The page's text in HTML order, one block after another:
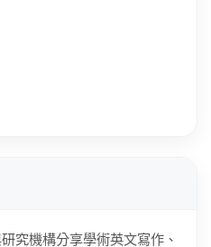
究機構分享學術英文寫作、